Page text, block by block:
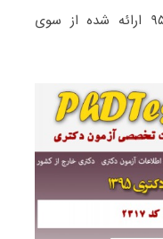
پاسخنامه تست‌های کنکور دکتری ۹۵ ارائه شده از سوی